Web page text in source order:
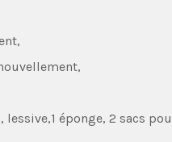
éponge, 2 sacs